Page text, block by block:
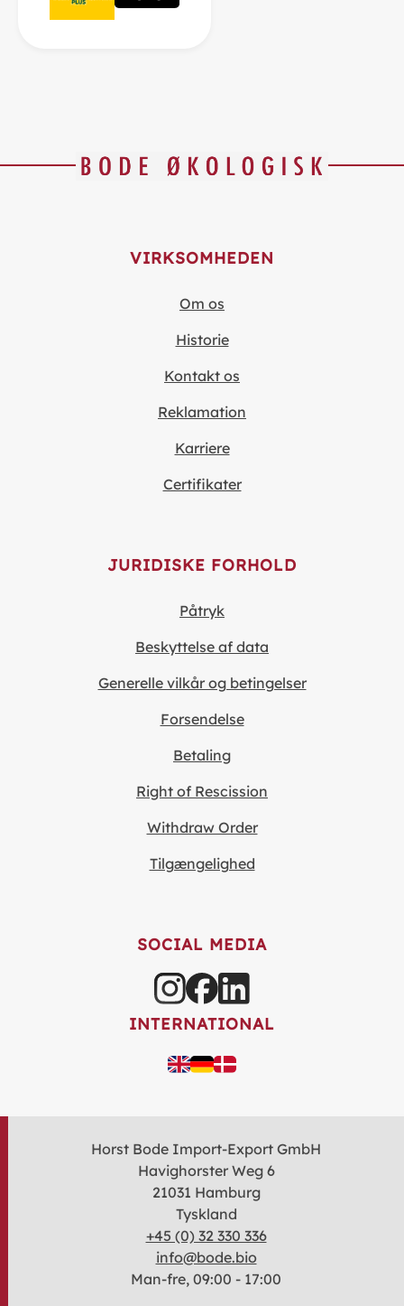
VIRKSOMHEDEN
Om os
Historie
Kontakt os
Reklamation
Karriere
Certifikater
JURIDISKE FORHOLD
Påtryk
Beskyttelse af data
Generelle vilkår og betingelser
Forsendelse
Betaling
Right of Rescission
Withdraw Order
Tilgængelighed
SOCIAL MEDIA
INTERNATIONAL
Horst Bode Import-Export GmbH
Havighorster Weg 6
21031 Hamburg
Tyskland
+45 (0) 32 330 336
info@bode.bio
Man-fre, 09:00 - 17:00